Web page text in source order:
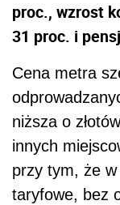
proc., wzrost
31 proc. i
Cena metra
niższa o
innych
przy tym, że
taryfowe, bez